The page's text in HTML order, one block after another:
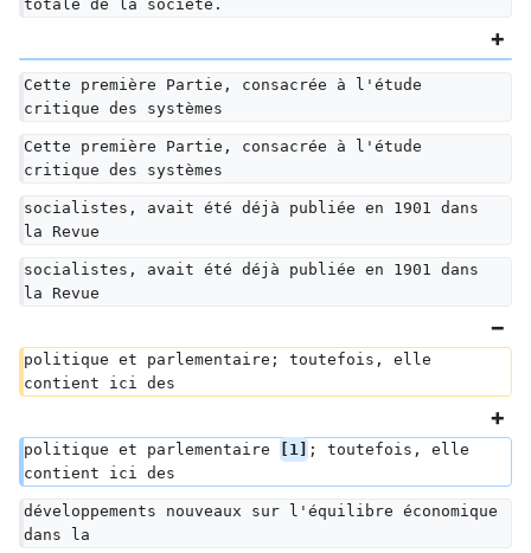
totale de la société.
Cette première Partie, consacrée à l'étude
critique des systèmes
Cette première Partie, consacrée à l'étude
critique des systèmes
socialistes, avait été déjà publiée en 1901 dans
la Revue
socialistes, avait été déjà publiée en 1901 dans
la Revue
politique et parlementaire; toutefois, elle
contient ici des
politique et parlementaire [1]
; toutefois, elle
contient ici des
développements nouveaux sur l'équilibre économique
dans la